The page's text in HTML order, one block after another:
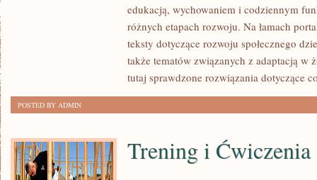
edukacją, wychowaniem i codziennym
różnych etapach rozwoju. Na łamach
teksty dotyczące rozwoju społecznego
także tematów związanych z adaptacją w
tutaj sprawdzone rozwiązania dotyczące
POSTED BY ADMIN
Trening i Ćwiczenia